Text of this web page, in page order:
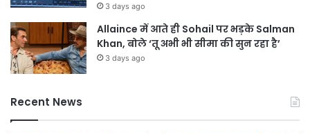
3 days ago
Allaince में आते ही Sohail पर भड़के Salman
Khan, बोले ‘तू अभी भी सीमा की सुन रहा है’
3 days ago
Recent News